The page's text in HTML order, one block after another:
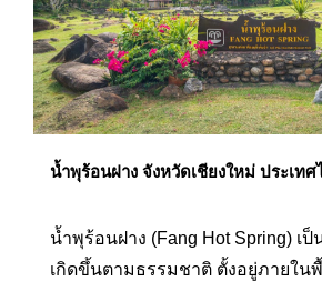
น้ำพุร้อนฝาง จังหวัดเชียงใหม่ ประเทศ
น้ำพุร้อนฝาง (Fang Hot Spring) เ
เกิดขึ้นตามธรรมชาติ ตั้งอยู่ภายใน